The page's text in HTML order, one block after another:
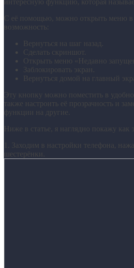
С её помощью, можно открыть меню в
возможность:
Вернуться на шаг назад.
Сделать скриншот.
Открыть меню «Недавно
Заблокировать экран.
Вернуться домой на главный
Эту кнопку можно поместить в
также настроить её прозрачность и
функции на другие.
Ниже в статье, я наглядно покажу как
1. Заходим в настройки телефона,
шестерёнки.